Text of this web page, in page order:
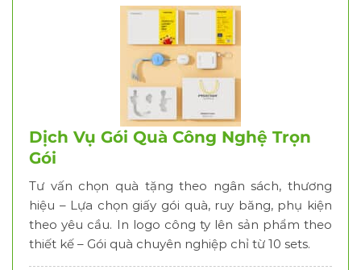
Dịch Vụ Gói Quà Công Nghệ Trọn
Gói
Tư vấn chọn quà tặng theo ngân sách, thương
hiệu – Lựa chọn giấy gói quà, ruy băng, phụ kiện
theo yêu cầu. In logo công ty lên sản phẩm theo
thiết kế – Gói quà chuyên nghiệp chỉ từ 10 sets.